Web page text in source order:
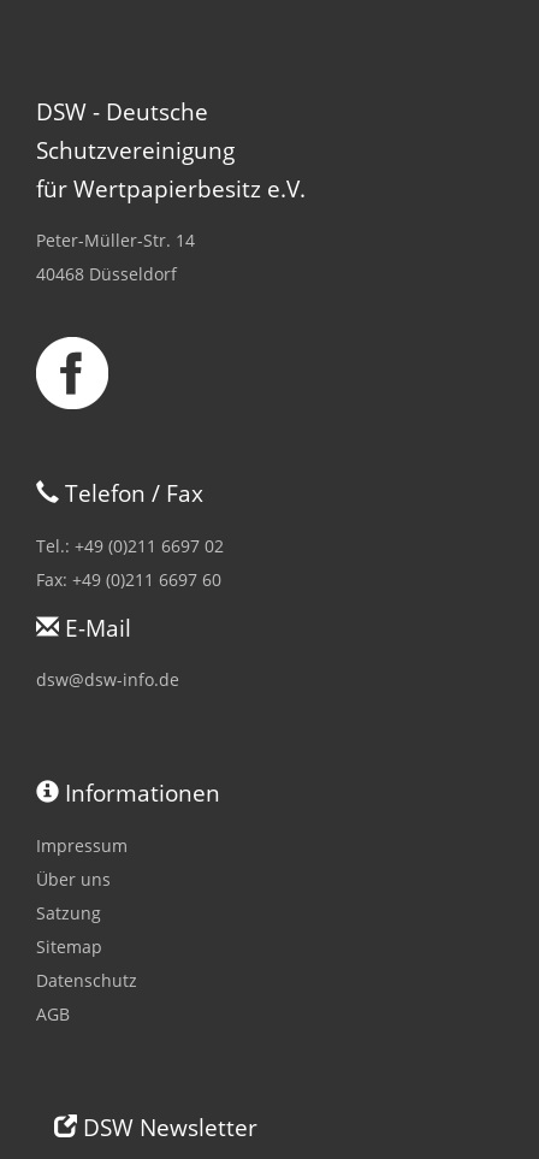
DSW - Deutsche
Schutzvereinigung
für Wertpapierbesitz e.V.
Peter-Müller-Str. 14
40468 Düsseldorf
Telefon / Fax
Tel.: +49 (0)211 6697 02
Fax: +49 (0)211 6697 60
E-Mail
dsw@dsw-info.de
Informationen
Impressum
Über uns
Satzung
Sitemap
Datenschutz
AGB
DSW Newsletter